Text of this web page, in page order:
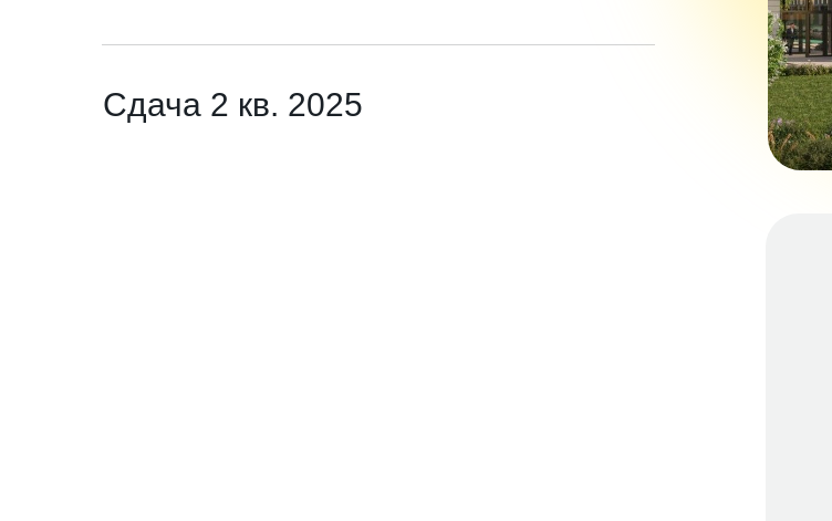
Сдача 2 кв. 2025